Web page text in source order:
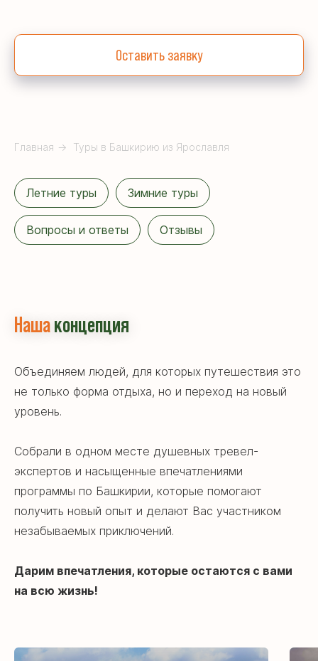
Оставить заявку
Главная → Туры в Башкирию из Ярославля
Летние туры Зимние туры
Вопросы и ответы Отзывы
Нашаконцепция
Объединяем людей, для которых путешествия это
не только форма отдыха, но и переход на новый
уровень.
Собрали в одном месте душевных тревел-
экспертов и насыщенные впечатлениями
программы по Башкирии, которые помогают
получить новый опыт и делают Вас участником
незабываемых приключений.
Дарим впечатления, которые остаются с вами
на всю жизнь!